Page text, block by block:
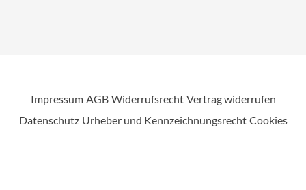
Impressum AGB Widerrufsrecht Vertrag widerrufen
Datenschutz Urheber und Kennzeichnungsrecht Cookies